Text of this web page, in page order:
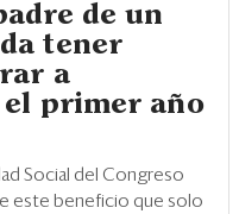
de un
tener
a
primer año
Social del Congreso
este beneficio que solo